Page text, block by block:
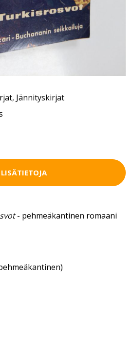
, Jännityskirjat
LISÄTIETOJA
- pehmeäkantinen romaani